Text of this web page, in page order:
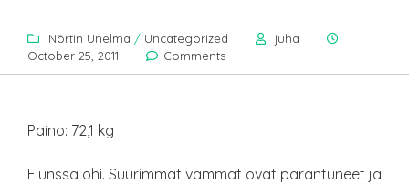
Nörtin Unelma / Uncategorized
juha
October 25, 2011
Comments
Paino: 72,1 kg
Flunssa ohi. Suurimmat vammat ovat parantuneet ja